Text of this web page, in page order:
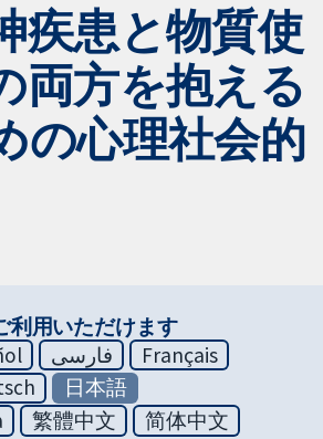
疾患と物質使
両方を抱える
の心理社会的
利用いただけます
فارسی
Français
日本語
繁體中文
简体中文